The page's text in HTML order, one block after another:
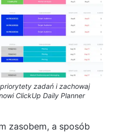
zadań i zachowaj
ClickUp Daily Planner
zasobem, a sposób